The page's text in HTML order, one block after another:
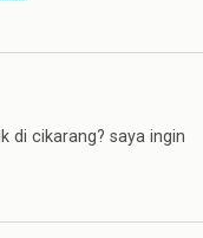
di cikarang? saya ingin